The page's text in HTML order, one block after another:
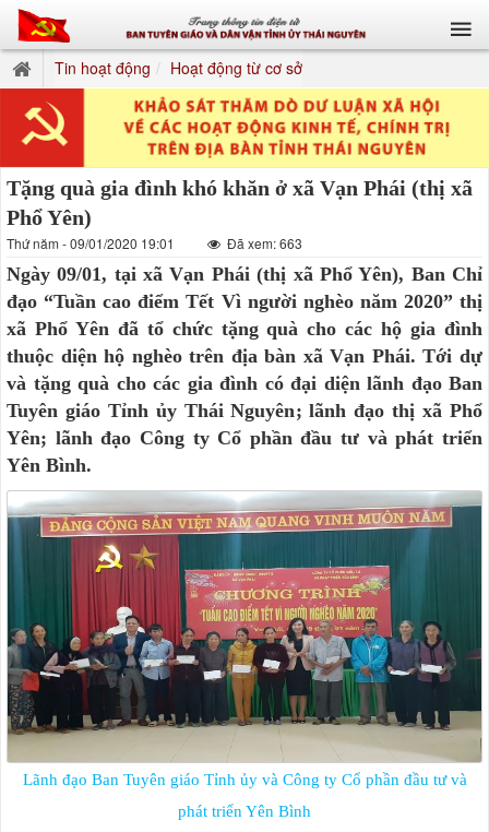
Tin hoạt động Hoạt động từ cơ sở
Tặng quà gia đình khó khăn ở xã Vạn Phái (thị xã
Phổ Yên)
Thứ năm - 09/01/2020 19:01 Đã xem: 663
Ngày 09/01, tại xã Vạn Phái (thị xã Phổ Yên), Ban Chỉ
đạo “Tuần cao điểm Tết Vì người nghèo năm 2020” thị
xã Phổ Yên đã tổ chức tặng quà cho các hộ gia đình
thuộc diện hộ nghèo trên địa bàn xã Vạn Phái. Tới dự
và tặng quà cho các gia đình có đại diện lãnh đạo Ban
Tuyên giáo Tỉnh ủy Thái Nguyên; lãnh đạo thị xã Phổ
Yên; lãnh đạo Công ty Cổ phần đầu tư và phát triển
Yên Bình.
Lãnh đạo Ban Tuyên giáo Tỉnh ủy và Công ty Cổ phần đầu tư và
phát triển Yên Bình